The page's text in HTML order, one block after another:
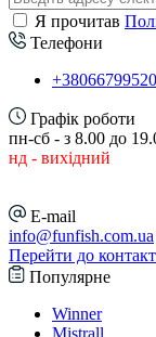
Я прочитав
Телефони
Графік роботи
пн-сб - з 8.00 до
нд - вихідний
E-mail
info@funfish.com.ua
Перейти до
Популярне
Winner